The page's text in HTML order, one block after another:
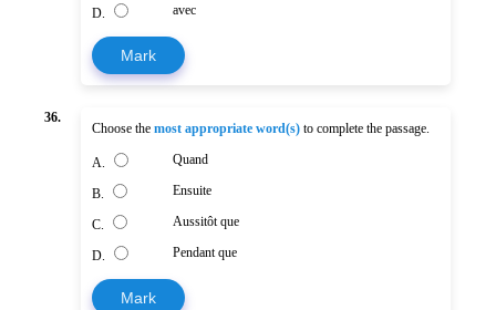
D. avec
Mark
36.
Choose the most appropriate word(s) to complete the passage.
A. Quand
B. Ensuite
C. Aussitôt que
D. Pendant que
Mark